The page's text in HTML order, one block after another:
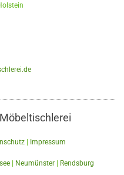
| Impressum
| Neumünster | Rendsburg